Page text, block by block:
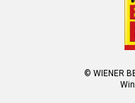
© WIENER